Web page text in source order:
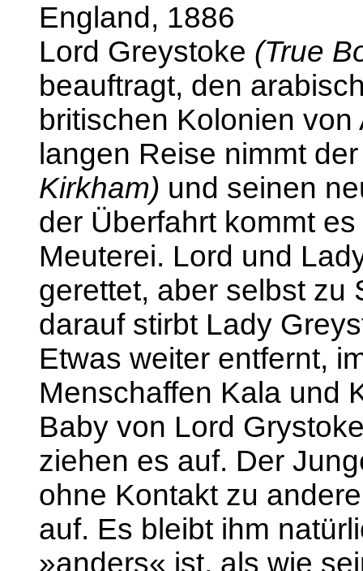
England, 1886
Lord Greystoke (True
beauftragt, den
britischen Kolonien
langen Reise nimmt
Kirkham) und seinen
der Überfahrt kommt
Meuterei. Lord und
gerettet, aber selbst zu
darauf stirbt Lady
Etwas weiter entfernt,
Menschaffen Kala und
Baby von Lord
ziehen es auf. Der
ohne Kontakt zu
auf. Es bleibt ihm
»anders« ist, als wie